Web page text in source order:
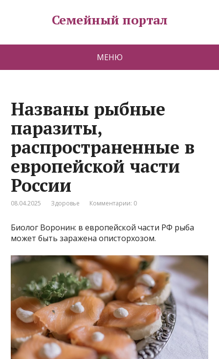
Семейный портал
МЕНЮ
Названы рыбные
паразиты,
распространенные в
европейской части
России
08.04.2025 Здоровье Комментарии: 0
Биолог Воронин: в европейской части РФ рыба
может быть заражена описторхозом.